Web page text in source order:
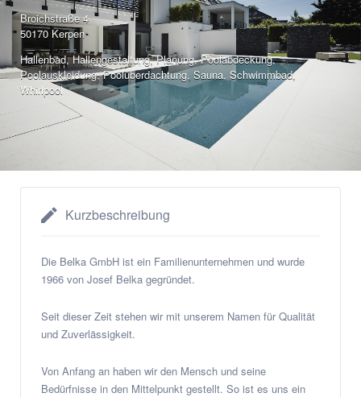
Broichstraße 4
50170 Kerpen
Hallenbad,Hallengestaltung,Planung,Poolabdeckung,
Poolauskleidung,Poolüberdachtung,Sauna, Schwimmbad,
Whirlpool
Kurzbeschreibung
Die Belka GmbH ist ein Familienunternehmen und wurde
1966 von Josef Belka gegründet.
Seit dieser Zeit stehen wir mit unserem Namen für Qualität
und Zuverlässigkeit.
Von Anfang an haben wir den Mensch und seine
Bedürfnisse in den Mittelpunkt gestellt. So ist es uns ein